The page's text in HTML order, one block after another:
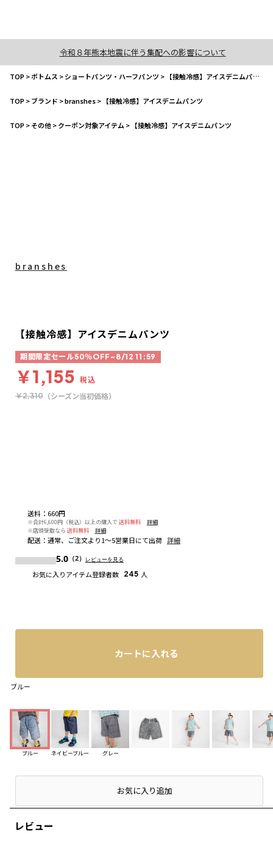
令和８年熊本地震に伴う集配への影響について
TOP>ボトムス >ショートパンツ・ハーフパンツ > 【接触冷感】アイスデニムパンツ
TOP>ブランド >branshes> 【接触冷感】アイスデニムパンツ
TOP>その他>クーポン対象アイテム > 【接触冷感】アイスデニムパンツ
ブルー
ブルー ネイビーブルー グレー
レビュー
送料： 660円
※合計6,600円（税込）以上の購入で 送料無料
詳細
※店頭受取なら 送料無料 詳細
配送： 通常、ご注文より1～5営業日にて出荷 詳細
5.0（2） レビューを見る
お気に入りアイテム登録者数 245 人
branshes
【接触冷感】アイスデニムパンツ
期間限定セール50％OFF~8/12 11:59
￥1,155 税込
￥2,310（シーズン当初価格）
カートに入れる
店頭在庫を確認するお気に入り追加